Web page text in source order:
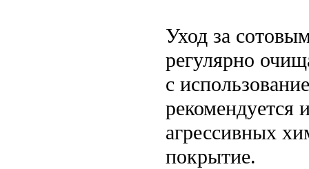
Уход за
регулярно
с
рекомендуется
агрессивных
покрытие.